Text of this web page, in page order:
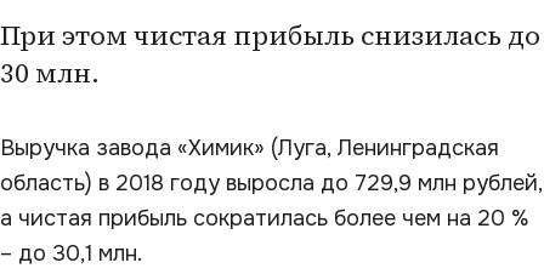
При этом чистая прибыль снизилась до
30 млн.
Выручка завода «Химик» (Луга, Ленинградская
область) в 2018 году выросла до 729,9 млн рублей,
а чистая прибыль сократилась более чем на 20 %
– до 30,1 млн.